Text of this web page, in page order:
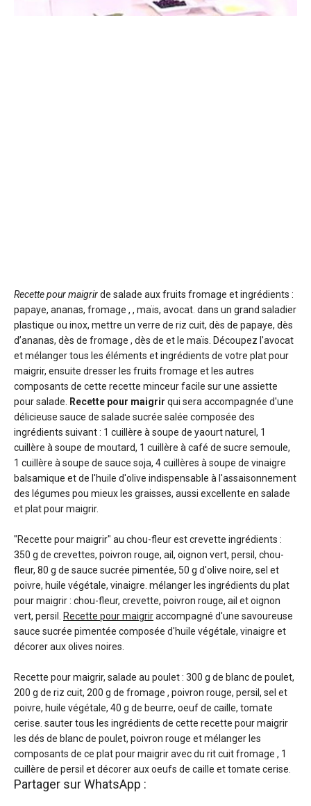
Recette pour maigrirde salade aux fruits fromage et ingrédients :
papaye, ananas, fromage , , maïs, avocat. dans un grand saladier
plastique ou inox, mettre un verre de riz cuit, dès de papaye, dès
d’ananas, dès de fromage , dès de et le maïs. Découpez l'avocat
et mélanger tous les éléments et ingrédients de votre plat pour
maigrir, ensuite dresser les fruits fromage et les autres
composants de cette recette minceur facile sur une assiette
pour salade. Recette pour maigrir qui sera accompagnée d'une
délicieuse sauce de salade sucrée salée composée des
ingrédients suivant : 1 cuillère à soupe de yaourt naturel, 1
cuillère à soupe de moutard, 1 cuillère à café de sucre semoule,
1 cuillère à soupe de sauce soja, 4 cuillères à soupe de vinaigre
balsamique et de l'huile d'olive indispensable à l'assaisonnement
des légumes pou mieux les graisses, aussi excellente en salade
et plat pour maigrir.
"Recette pour maigrir" au chou-fleur est crevette ingrédients :
350 g de crevettes, poivron rouge, ail, oignon vert, persil, chou-
fleur, 80 g de sauce sucrée pimentée, 50 g d'olive noire, sel et
poivre, huile végétale, vinaigre. mélanger les ingrédients du plat
pour maigrir : chou-fleur, crevette, poivron rouge, ail et oignon
vert, persil. Recette pour maigriraccompagné d'une savoureuse
sauce sucrée pimentée composée d'huile végétale, vinaigre et
décorer aux olives noires.
Recette pour maigrir, salade au poulet : 300 g de blanc de poulet,
200 g de riz cuit, 200 g de fromage , poivron rouge, persil, sel et
poivre, huile végétale, 40 g de beurre, oeuf de caille, tomate
cerise. sauter tous les ingrédients de cette recette pour maigrir
les dés de blanc de poulet, poivron rouge et mélanger les
composants de ce plat pour maigrir avec du rit cuit fromage , 1
cuillère de persil et décorer aux oeufs de caille et tomate cerise.
Partager sur WhatsApp :